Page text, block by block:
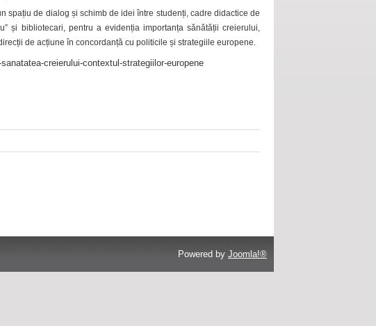
spațiu de dialog și schimb de idei între studenți, cadre didactice de
și bibliotecari, pentru a evidenția importanța sănătății creierului,
de acțiune în concordanță cu politicile și strategiile europene.
creierului-contextul-strategiilor-europene
Powered by Joomla!®